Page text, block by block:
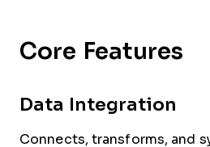
Core Features
Data Integration
Connects, transforms, and